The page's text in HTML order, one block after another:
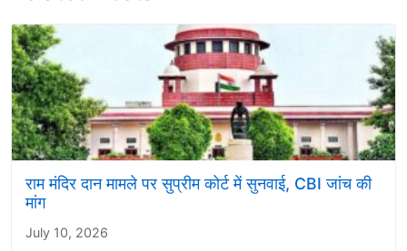
राम मंदिर दान मामले पर सुप्रीम कोर्ट में सुनवाई, CBI जांच की
मांग
July 10, 2026